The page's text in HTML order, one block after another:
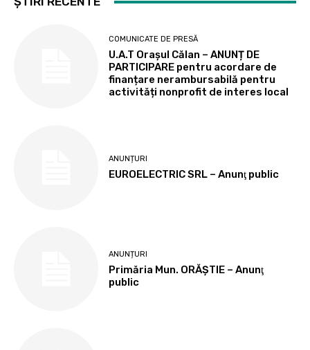
COMUNICATE DE PRESĂ
U.A.T Orașul Călan – ANUNȚ DE
PARTICIPARE pentru acordare de
finanțare nerambursabilă pentru
activități nonprofit de interes local
ANUNȚURI
EUROELECTRIC SRL – Anunţ public
ANUNȚURI
Primăria Mun. ORĂȘTIE – Anunţ
public